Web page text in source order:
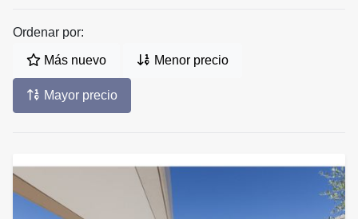
Ordenar por:
Más nuevo Menor precio
Mayor precio